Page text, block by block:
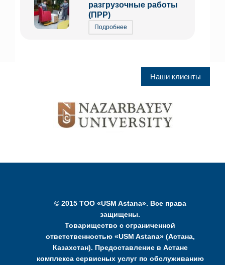
разгрузочные работы
(ПРР)
Подробнее
Наши клиенты
© 2015 ТОО «USM Astana». Все права
защищены.
Товарищество с ограниченной
ответственностью «USM Astana» (Астана,
Казахстан). Предоставление в Астане
комплекса сервисных услуг по обслуживанию